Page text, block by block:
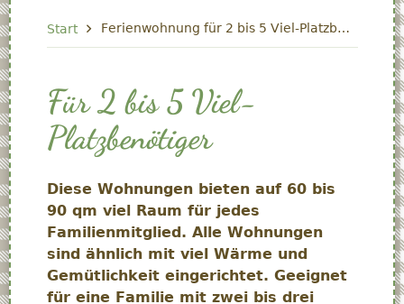
Start Ferienwohnung für 2 bis 5 Viel-Platzbenötiger
Für 2 bis 5 Viel-
Platzbenötiger
Diese Wohnungen bieten auf 60 bis
90 qm viel Raum für jedes
Familienmitglied. Alle Wohnungen
sind ähnlich mit viel Wärme und
Gemütlichkeit eingerichtet. Geeignet
für eine Familie mit zwei bis drei